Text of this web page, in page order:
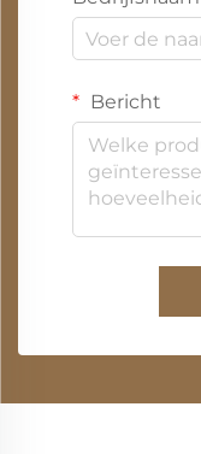
Bericht